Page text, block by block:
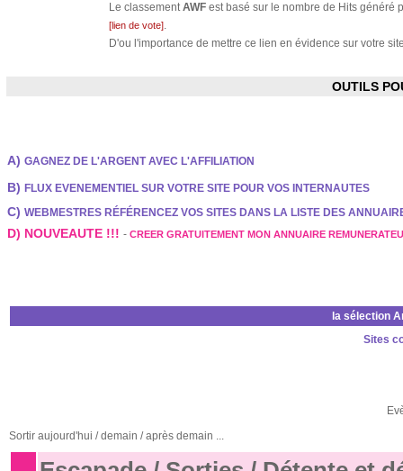
Le classementAWF est basé sur le nombre de Hits généré
[lien de vote].
D'ou l'importance de mettre ce lien en évidence sur votre
OUTILS
A) GAGNEZ DE L'ARGENT AVEC L'AFFILIATION
B) FLUX EVENEMENTIEL SUR VOTRE SITE POUR VOS INTERNAUTES
C) WEBMESTRES RÉFÉRENCEZ VOS SITES DANS LA LISTE DES
D) NOUVEAUTE !!! - CREER GRATUITEMENT MON ANNUAIRE
la sélection
Sites
Sortir aujourd'hui / demain / après demain ...